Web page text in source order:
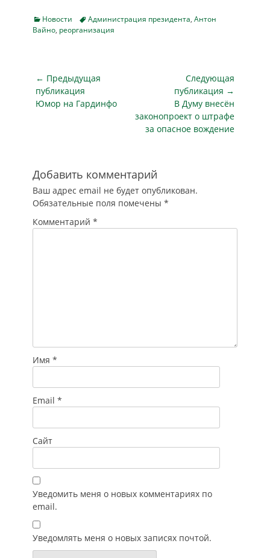
Владимира Путина.
Напомним, пакет
и…
Categories
Новости TagsАдминистрация президента, Антон
Вайно, реорганизация
Навигация
по
записям
← Предыдущая
публикация
Предыдущая
Юмор на Гардинфо
Следующая
публикация →
Следующая
публикация
В Думу внесён
законопроект о штрафе
за опасное вождение
Добавить комментарий
Ваш адрес email не будет опубликован.
Обязательные поля помечены *
Комментарий *
Имя *
Email *
Сайт
Уведомить меня о новых комментариях по
email.
Уведомлять меня о новых записях почтой.